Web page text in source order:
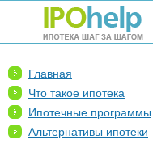
Главная
Что такое ипотека
Ипотечные программы
Альтернативы ипотеки